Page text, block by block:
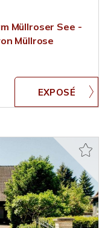
Müllroser See -
Müllrose